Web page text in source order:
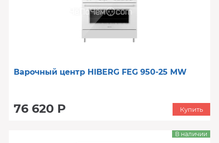
Варочный центр HIBERG FEG 950-25 MW
76 620 Р Купить
В наличии